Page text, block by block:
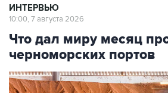
ИНТЕРВЬЮ
10:00, 7 августа 2026
Что дал миру месяц
черноморских портов